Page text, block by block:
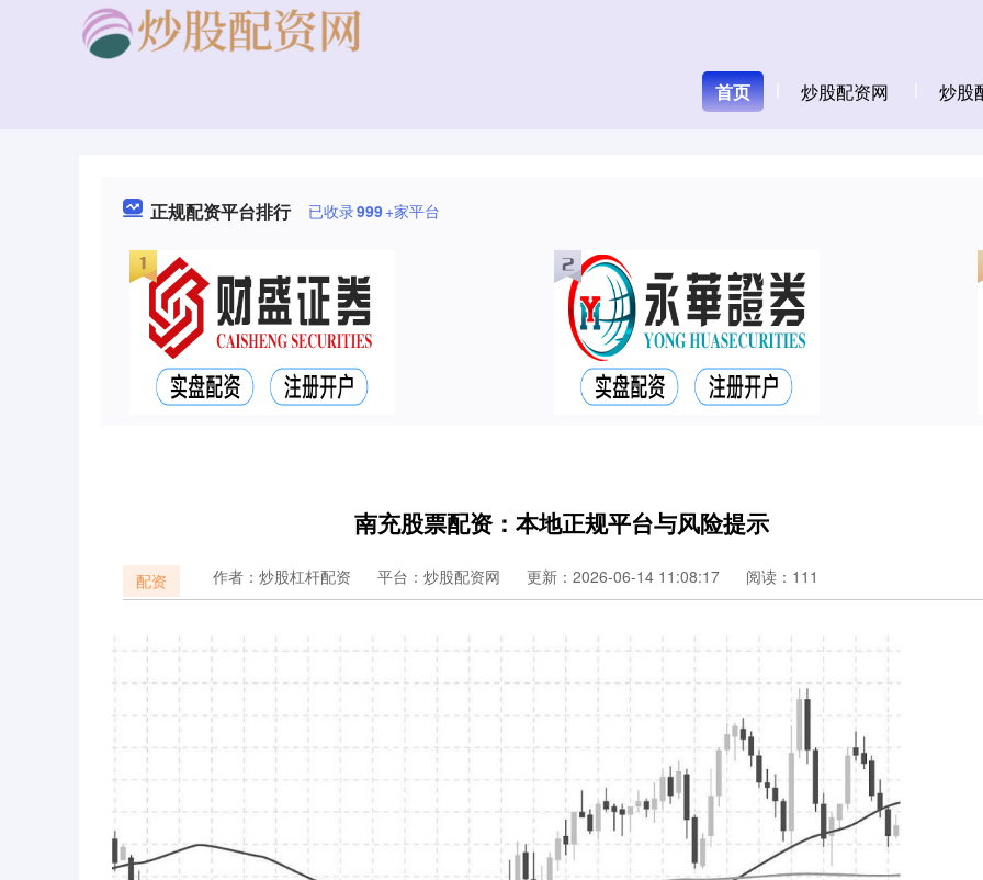
首页 炒股配资网 炒股
正规配资平台排行 已收录999+家平台
南充股票配资：本地正规平台与风险提示
配资 作者：炒股杠杆配资 平台：炒股配资网 更新：2026-06-14 11:08:17 阅读：111